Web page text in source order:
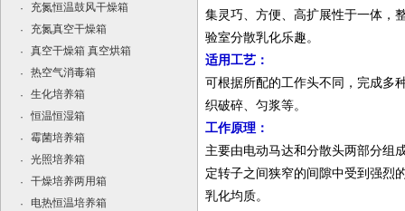
·
充氮恒温鼓风干燥箱
·
充氮真空干燥箱
·
真空干燥箱 真空烘箱
·
热空气消毒箱
·
生化培养箱
·
恒温恒湿箱
·
霉菌培养箱
·
光照培养箱
·
干燥培养两用箱
·
电热恒温培养箱
集灵巧、方便、高扩展性于一体，
验室分散乳化乐趣。
适用工艺：
可根据所配的工作头不同，完成多
织破碎、匀浆等。
工作原理：
主要由电动马达和分散头两部分组
定转子之间狭窄的间隙中受到强烈
乳化均质。